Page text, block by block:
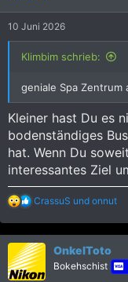
n
:
10 Juni 2026
Klimbim schrieb:
geniale Spa Zentrum
Kleiner hast Du es
bodenständiges
hat. Wenn Du
interessantes Ziel
R
a
k
t
i
o
CrassuS und onnut
OnkelToto
Bokehschist